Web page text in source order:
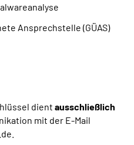
Ansprechstelle (GÜAS)
dient ausschließlich
mit der E-Mail